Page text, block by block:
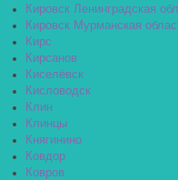
Кировск Ленинградская
Кировск Мурманская
Кирс
Кирсанов
Киселёвск
Кисловодск
Клин
Клинцы
Княгинино
Ковдор
Ковров